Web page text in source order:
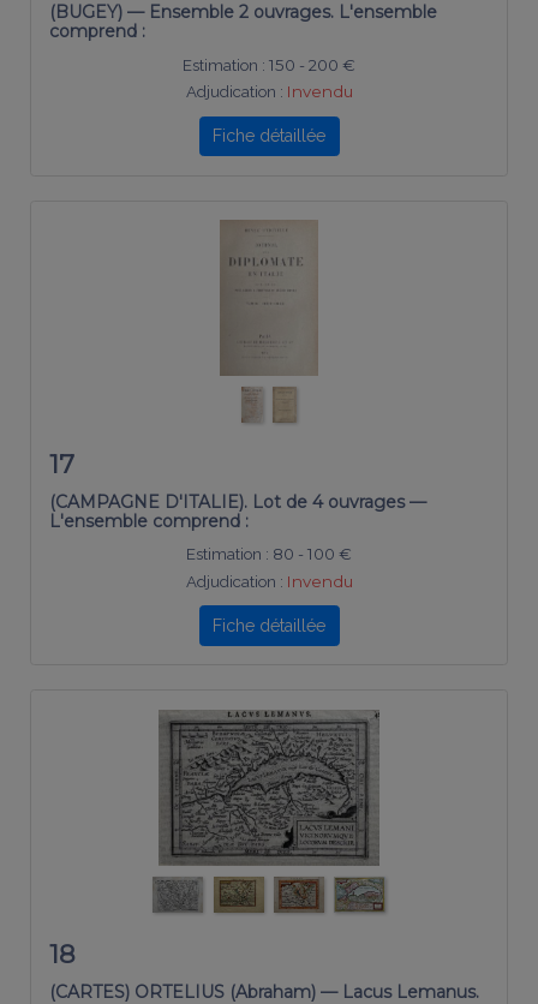
(BUGEY) — Ensemble 2 ouvrages. L'ensemble
comprend :
Estimation : 150 - 200 €
Adjudication : Invendu
Fiche détaillée
17
(CAMPAGNE D'ITALIE). Lot de 4 ouvrages —
L'ensemble comprend :
Estimation : 80 - 100 €
Adjudication : Invendu
Fiche détaillée
18
(CARTES) ORTELIUS (Abraham) — Lacus Lemanus.